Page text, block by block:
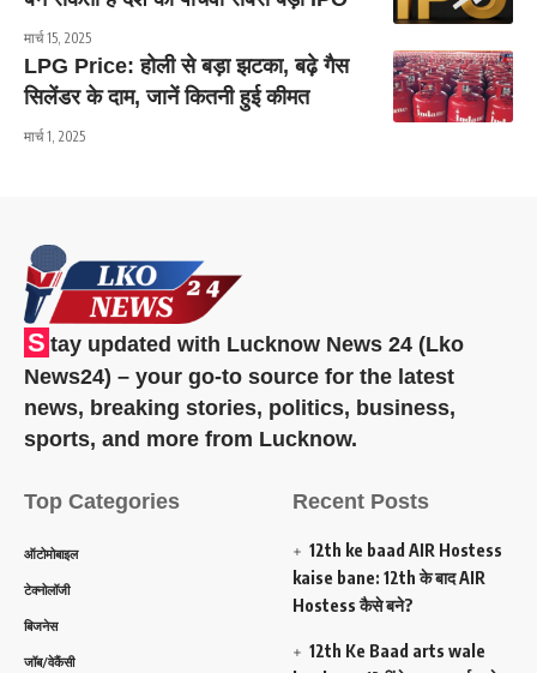
मार्च 15, 2025
LPG Price: होली से बड़ा झटका, बढ़े गैस
सिलेंडर के दाम, जानें कितनी हुई कीमत
मार्च 1, 2025
S tay updated with Lucknow News 24 (Lko
News24) – your go-to source for the latest
news, breaking stories, politics, business,
sports, and more from Lucknow.
Top Categories
ऑटोमोबाइल
टेक्नोलॉजी
बिजनेस
जॉब/वेकैंसी
Recent Posts
12th ke baad AIR Hostess
kaise bane: 12th के बाद AIR
Hostess कैसे बने?
12th Ke Baad arts wale